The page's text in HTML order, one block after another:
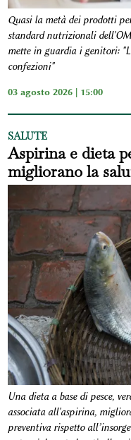
Quasi la metà dei prodotti
standard nutrizionali
mette in guardia i genitori:
confezioni"
03 agosto 2026 | 15:00
SALUTE
Aspirina e dieta
migliorano la
Una dieta a base di pesce,
associata all'aspirina,
preventiva rispetto